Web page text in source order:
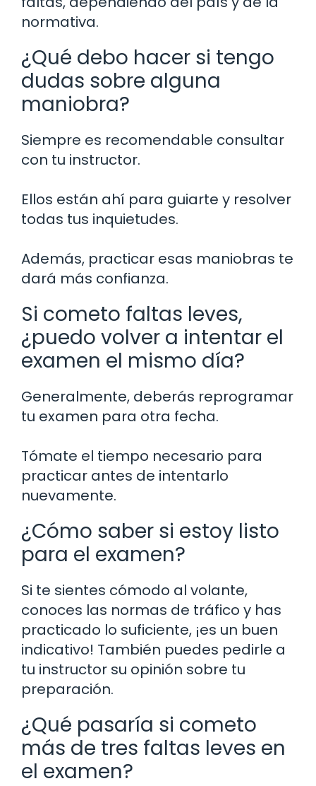
normativa.
¿Qué debo hacer si tengo
dudas sobre alguna
maniobra?
Siempre es recomendable consultar
con tu instructor.
Ellos están ahí para guiarte y resolver
todas tus inquietudes.
Además, practicar esas maniobras te
dará más confianza.
Si cometo faltas leves,
¿puedo volver a intentar el
examen el mismo día?
Generalmente, deberás reprogramar
tu examen para otra fecha.
Tómate el tiempo necesario para
practicar antes de intentarlo
nuevamente.
¿Cómo saber si estoy listo
para el examen?
Si te sientes cómodo al volante,
conoces las normas de tráfico y has
practicado lo suficiente, ¡es un buen
indicativo! También puedes pedirle a
tu instructor su opinión sobre tu
preparación.
¿Qué pasaría si cometo
más de tres faltas leves en
el examen?